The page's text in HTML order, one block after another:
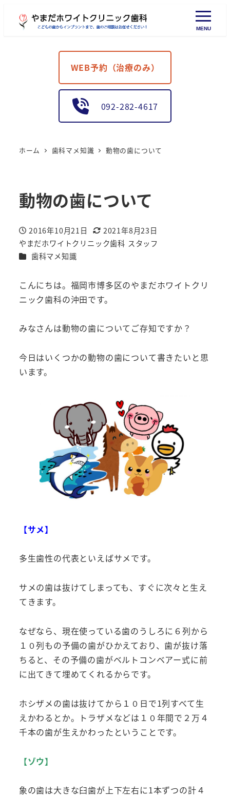
MENU
WEB予約（治療のみ）
092-282-4617
ホーム 歯科マメ知識 動物の歯について
動物の歯について
投稿日
2016年10月21日
更新日
2021年8月23日
著
者
やまだホワイトクリニック歯科 スタッフ
カテゴリー
歯科マメ知識
こんにちは。福岡市博多区のやまだホワイトクリ
ニック歯科の沖田です。
みなさんは動物の歯についてご存知ですか？
今日はいくつかの動物の歯について書きたいと思
います。
【サメ】
多生歯性の代表といえばサメです。
サメの歯は抜けてしまっても、すぐに次々と生え
てきます。
なぜなら、現在使っている歯のうしろに６列から
１０列もの予備の歯がひかえており、歯が抜け落
ちると、その予備の歯がベルトコンベアー式に前
に出てきて埋めてくれるからです。
ホシザメの歯は抜けてから１０日で1列すべて生
えかわるとか。トラザメなどは１０年間で２万４
千本の歯が生えかわったということです。
【ゾウ】
象の歯は大きな臼歯が上下左右に1本ずつの計４